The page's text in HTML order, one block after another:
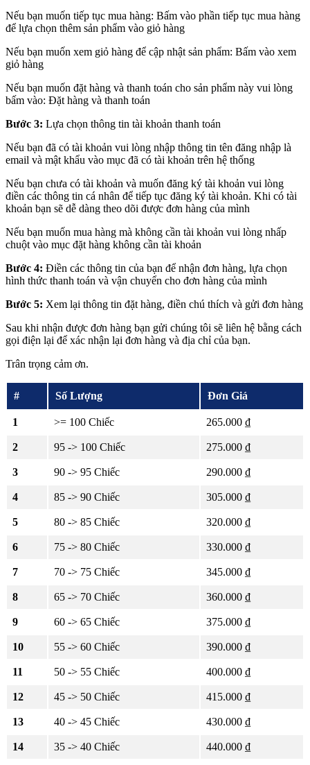
Nếu bạn muốn tiếp tục mua hàng: Bấm vào phần tiếp tục mua hàng
để lựa chọn thêm sản phẩm vào giỏ hàng
Nếu bạn muốn xem giỏ hàng để cập nhật sản phẩm: Bấm vào xem
giỏ hàng
Nếu bạn muốn đặt hàng và thanh toán cho sản phẩm này vui lòng
bấm vào: Đặt hàng và thanh toán
Bước 3: Lựa chọn thông tin tài khoản thanh toán
Nếu bạn đã có tài khoản vui lòng nhập thông tin tên đăng nhập là
email và mật khẩu vào mục đã có tài khoản trên hệ thống
Nếu bạn chưa có tài khoản và muốn đăng ký tài khoản vui lòng
điền các thông tin cá nhân để tiếp tục đăng ký tài khoản. Khi có tài
khoản bạn sẽ dễ dàng theo dõi được đơn hàng của mình
Nếu bạn muốn mua hàng mà không cần tài khoản vui lòng nhấp
chuột vào mục đặt hàng không cần tài khoản
Bước 4: Điền các thông tin của bạn để nhận đơn hàng, lựa chọn
hình thức thanh toán và vận chuyển cho đơn hàng của mình
Bước 5: Xem lại thông tin đặt hàng, điền chú thích và gửi đơn hàng
Sau khi nhận được đơn hàng bạn gửi chúng tôi sẽ liên hệ bằng cách
gọi điện lại để xác nhận lại đơn hàng và địa chỉ của bạn.
Trân trọng cảm ơn.
# Số Lượng Đơn Giá
1 >= 100 Chiếc 265.000 ₫
2 95 -> 100 Chiếc 275.000 ₫
3 90 -> 95 Chiếc 290.000 ₫
4 85 -> 90 Chiếc 305.000 ₫
5 80 -> 85 Chiếc 320.000 ₫
6 75 -> 80 Chiếc 330.000 ₫
7 70 -> 75 Chiếc 345.000 ₫
8 65 -> 70 Chiếc 360.000 ₫
9 60 -> 65 Chiếc 375.000 ₫
10 55 -> 60 Chiếc 390.000 ₫
11 50 -> 55 Chiếc 400.000 ₫
12 45 -> 50 Chiếc 415.000 ₫
13 40 -> 45 Chiếc 430.000 ₫
14 35 -> 40 Chiếc 440.000 ₫